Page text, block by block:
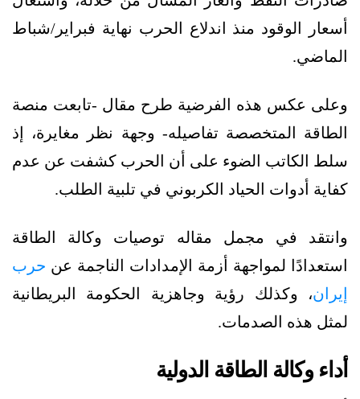
أسعار الوقود منذ اندلاع الحرب نهاية فبراير/شباط
الماضي.
وعلى عكس هذه الفرضية طرح مقال -تابعت منصة
الطاقة المتخصصة تفاصيله- وجهة نظر مغايرة، إذ
سلط الكاتب الضوء على أن الحرب كشفت عن عدم
كفاية أدوات الحياد الكربوني في تلبية الطلب.
وانتقد في مجمل مقاله توصيات وكالة الطاقة
استعدادًا لمواجهة أزمة الإمدادات الناجمة عن حرب
إيران، وكذلك رؤية وجاهزية الحكومة البريطانية
لمثل هذه الصدمات.
أداء وكالة الطاقة الدولية